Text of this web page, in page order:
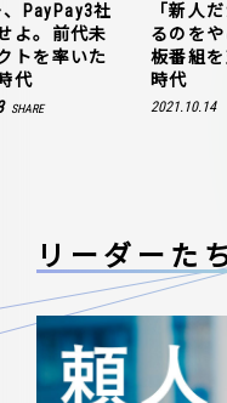
PayPay3社
よ。前代未
トを率いた
代
SHARE
「新人
るのを
板番組
時代
2021.10.14
リーダーた